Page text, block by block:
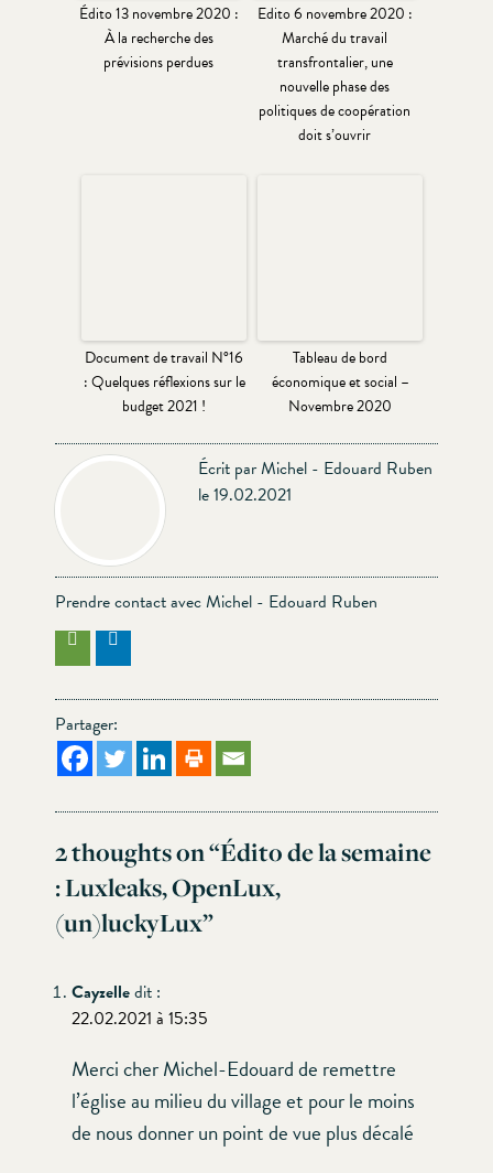
Édito 13 novembre 2020 :
À la recherche des
prévisions perdues
Edito 6 novembre 2020 :
Marché du travail
transfrontalier, une
nouvelle phase des
politiques de coopération
doit s’ouvrir
Document de travail N°16
: Quelques réflexions sur le
budget 2021 !
Tableau de bord
économique et social –
Novembre 2020
Écrit par Michel - Edouard Ruben
le 19.02.2021
Prendre contact avec Michel - Edouard Ruben
Partager:
2 thoughts on “Édito de la semaine
: Luxleaks, OpenLux,
(un)luckyLux”
Cayzelledit :
22.02.2021 à 15:35
Merci cher Michel-Edouard de remettre
l’église au milieu du village et pour le moins
de nous donner un point de vue plus décalé